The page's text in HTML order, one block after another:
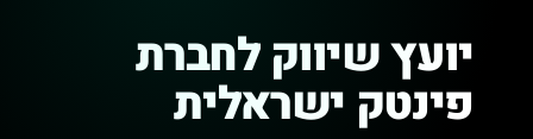
יועץ שיווק לחברת
פינטק ישראלית